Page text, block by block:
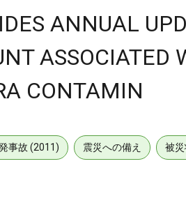
ANNUAL
ASSOCIATED
CONTAMIN
事故 (2011) 震災への備え 被災